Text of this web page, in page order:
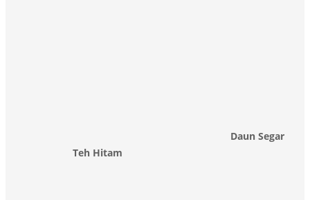
Teh Hitam
Daun Segar